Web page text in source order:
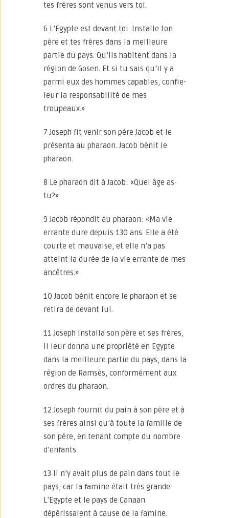
tes frères sont venus vers toi.
6 L’Egypte est devant toi. Installe ton
père et tes frères dans la meilleure
partie du pays. Qu’ils habitent dans la
région de Gosen. Et si tu sais qu’il y a
parmi eux des hommes capables, confie-
leur la responsabilité de mes
troupeaux.»
7 Joseph fit venir son père Jacob et le
présenta au pharaon. Jacob bénit le
pharaon.
8 Le pharaon dit à Jacob: «Quel âge as-
tu?»
9 Jacob répondit au pharaon: «Ma vie
errante dure depuis 130 ans. Elle a été
courte et mauvaise, et elle n’a pas
atteint la durée de la vie errante de mes
ancêtres.»
10 Jacob bénit encore le pharaon et se
retira de devant lui.
11 Joseph installa son père et ses frères,
il leur donna une propriété en Egypte
dans la meilleure partie du pays, dans la
région de Ramsès, conformément aux
ordres du pharaon.
12 Joseph fournit du pain à son père et à
ses frères ainsi qu’à toute la famille de
son père, en tenant compte du nombre
d’enfants.
13 Il n’y avait plus de pain dans tout le
pays, car la famine était très grande.
L’Egypte et le pays de Canaan
dépérissaient à cause de la famine.